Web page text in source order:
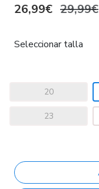
26,99€ 29,99€
Seleccionar talla
20
23